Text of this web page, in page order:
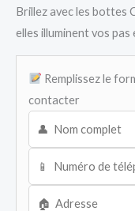
Brillez avec les bottes
elles illuminent vos
Remplissez le
contacter